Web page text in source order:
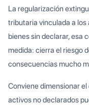
La regularización
tributaria vinculada a
bienes sin declarar, esa
medida: cierra el riesgo
consecuencias mucho
Conviene dimensionar
activos no declarados